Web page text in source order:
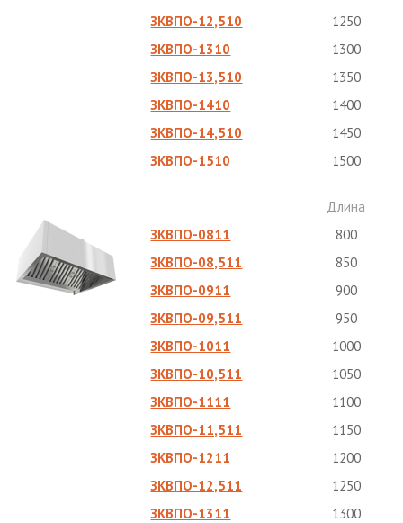
ЗКВПО-12,510
1250
ЗКВПО-1310
1300
ЗКВПО-13,510
1350
ЗКВПО-1410
1400
ЗКВПО-14,510
1450
ЗКВПО-1510
1500
Длина
ЗКВПО-0811
800
ЗКВПО-08,511
850
ЗКВПО-0911
900
ЗКВПО-09,511
950
ЗКВПО-1011
1000
ЗКВПО-10,511
1050
ЗКВПО-1111
1100
ЗКВПО-11,511
1150
ЗКВПО-1211
1200
ЗКВПО-12,511
1250
ЗКВПО-1311
1300